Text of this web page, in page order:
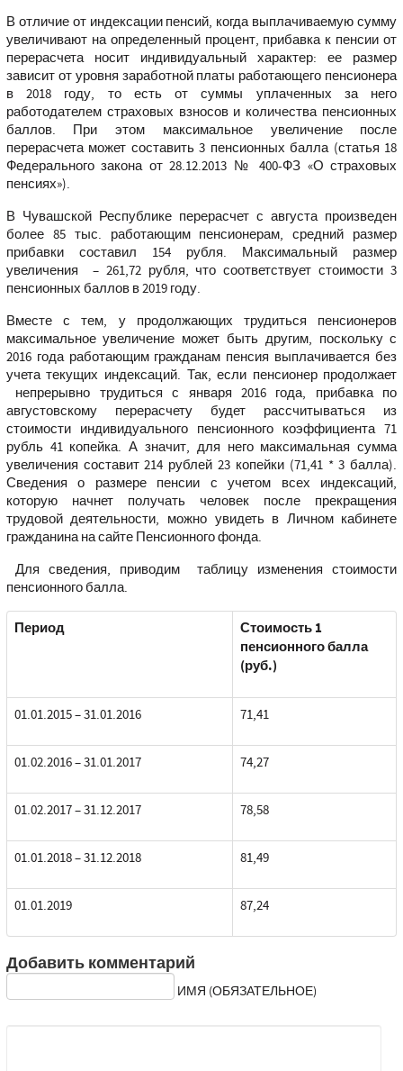
В отличие от индексации пенсий, когда выплачиваемую сумму
увеличивают на определенный процент, прибавка к пенсии от
перерасчета носит индивидуальный характер: ее размер
зависит от уровня заработной платы работающего пенсионера
в 2018 году, то есть от суммы уплаченных за него
работодателем страховых взносов и количества пенсионных
баллов. При этом максимальное увеличение после
перерасчета может составить 3 пенсионных балла (статья 18
Федерального закона от 28.12.2013 № 400-ФЗ «О страховых
пенсиях»).
В Чувашской Республике перерасчет с августа произведен
более 85 тыс. работающим пенсионерам, средний размер
прибавки составил 154 рубля. Максимальный размер
увеличения – 261,72 рубля, что соответствует стоимости 3
пенсионных баллов в 2019 году.
Вместе с тем, у продолжающих трудиться пенсионеров
максимальное увеличение может быть другим, поскольку с
2016 года работающим гражданам пенсия выплачивается без
учета текущих индексаций. Так, если пенсионер продолжает
непрерывно трудиться с января 2016 года, прибавка по
августовскому перерасчету будет рассчитываться из
стоимости индивидуального пенсионного коэффициента 71
рубль 41 копейка. А значит, для него максимальная сумма
увеличения составит 214 рублей 23 копейки (71,41 * 3 балла).
Сведения о размере пенсии с учетом всех индексаций,
которую начнет получать человек после прекращения
трудовой деятельности, можно увидеть в Личном кабинете
гражданина на сайте Пенсионного фонда.
Для сведения, приводим таблицу изменения стоимости
пенсионного балла.
Период
Стоимость 1
пенсионного балла
(руб.)
01.01.2015 – 31.01.2016 71,41
01.02.2016 – 31.01.2017 74,27
01.02.2017 – 31.12.2017 78,58
01.01.2018 – 31.12.2018 81,49
01.01.2019 87,24
Добавить комментарий
ИМЯ (ОБЯЗАТЕЛЬНОЕ)